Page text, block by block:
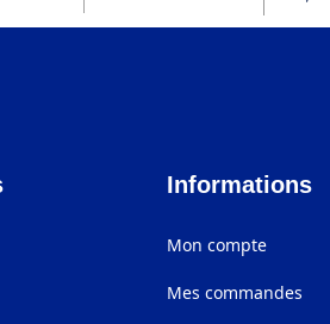
Informations
Mon compte
Mes commandes